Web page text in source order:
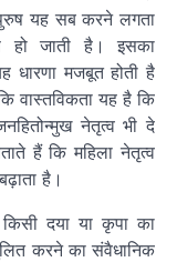
पुरुष यह सब करने लगता
हो जाती है। इसका
धारणा मजबूत होती है
वास्तविकता यह है कि
नेतृत्व भी दे
हैं कि महिला नेतृत्व
है।
दया या कृपा का
करने का संवैधानिक